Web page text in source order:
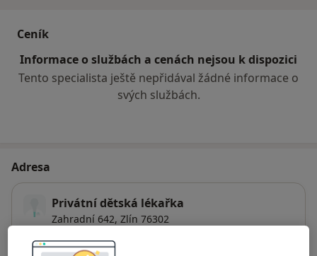
Ceník
Informace o službách a cenách nejsou k dispozici
Tento specialista ještě nepřidával žádné informace o
svých službách.
Adresa
Privátní dětská lékařka
Zahradní 642, Zlín 76302